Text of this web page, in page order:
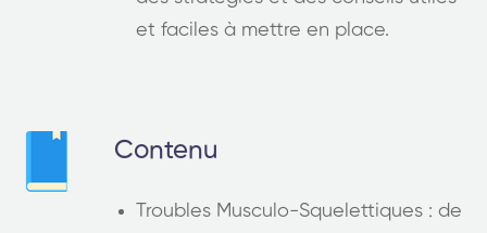
et faciles à mettre en place.
Contenu
Troubles Musculo-Squelettiques : de